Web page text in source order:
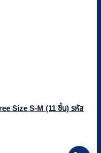
Size S-M (11 ชิ้น) รหัส